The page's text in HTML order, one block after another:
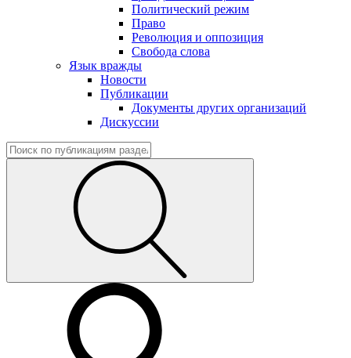
Политический режим
Право
Революция и оппозиция
Свобода слова
Язык вражды
Новости
Публикации
Документы других организаций
Дискуссии